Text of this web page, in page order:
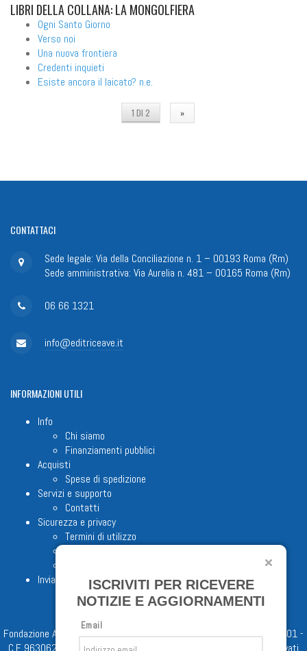
LIBRI DELLA COLLANA: LA MONGOLFIERA
Ogni Santo Giorno
Verso noi
Una nuova frontiera
Credenti inquieti
Esiste ancora il laicato? n.e.
1 DI 2 »
CONTATTACI
Sede legale: Via della Conciliazione n. 1 – 00193 Roma (Rm)
Sede amministrativa: Via Aurelia n. 481 – 00165 Roma (Rm)
06 66 1321
info@editriceave.it
INFORMAZIONIUTILI
Info
Chi siamo
Finanziamenti pubblici
Acquisti
Spese di spedizione
Servizi e supporto
Contatti
Sicurezza e privacy
Termini di utilizzo
Invia proposta editoriale
Fondazione Apostolicam Actuositatem ETS © 2023 - P.I. 05398481001 -
C.F 96306220581 - REA 888781 del 23/02/98 - Tutti i diritti riservati
ISCRIVITI PER RICEVERE
NOTIZIE E AGGIORNAMENTI
Email